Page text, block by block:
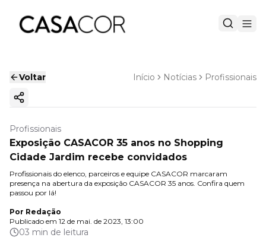
Voltar Início Notícias Profissionais
Copiar link
Profissionais
Exposição CASACOR 35 anos no Shopping
Cidade Jardim recebe convidados
Profissionais do elenco, parceiros e equipe CASACOR marcaram
presença na abertura da exposição CASACOR 35 anos. Confira quem
passou por lá!
Por Redação
Publicado em 12 de mai. de 2023, 13:00
03 min de leitura